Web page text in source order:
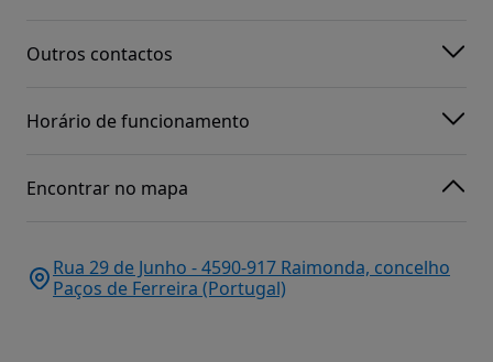
Outros contactos
Horário de funcionamento
Encontrar no mapa
Rua 29 de Junho - 4590-917 Raimonda, concelho
Paços de Ferreira (Portugal)